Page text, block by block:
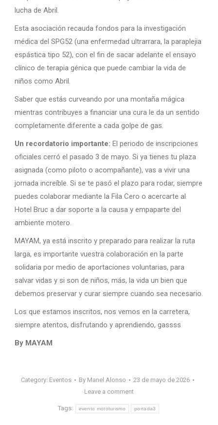
lucha de Abril.
Esta asociación recauda fondos para la investigación
médica del SPG52 (una enfermedad ultrarrara, la paraplejia
espástica tipo 52), con el fin de sacar adelante el ensayo
clínico de terapia génica que puede cambiar la vida de
niños como Abril.
Saber que estás curveando por una montaña mágica
mientras contribuyes a financiar una cura le da un sentido
completamente diferente a cada golpe de gas.
Un recordatorio importante: El periodo de inscripciones
oficiales cerró el pasado 3 de mayo. Si ya tienes tu plaza
asignada (como piloto o acompañante), vas a vivir una
jornada increíble. Si se te pasó el plazo para rodar, siempre
puedes colaborar mediante la Fila Cero o acercarte al
Hotel Bruc a dar soporte a la causa y empaparte del
ambiente motero.
MAYAM, ya está inscrito y preparado para realizar la ruta
larga, es importante vuestra colaboración en la parte
solidaria por medio de aportaciones voluntarias, para
salvar vidas y si son de niños, más, la vida un bien que
debemos preservar y curar siempre cuando sea necesario.
Los que estamos inscritos, nos vemos en la carretera,
siempre atentos, disfrutando y aprendiendo, gassss
By MAYAM
Category: Eventos By Manel Alonso
23 de mayo de 2026
Leave a comment
Tags: evento mototurismo portada3